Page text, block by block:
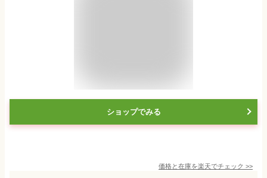
ショップでみる
価格と在庫を楽天でチェック >>